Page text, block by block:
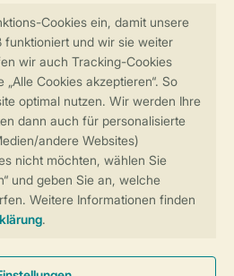
Privatsphäre
Online-Buchung